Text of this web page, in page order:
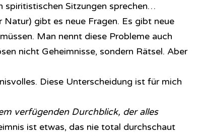
spiritistischen Sitzungen sprechen…
Natur) gibt es neue Fragen. Es gibt neue
Man nennt diese Probleme auch
nicht Geheimnisse, sondern Rätsel. Aber
Diese Unterscheidung ist für mich
verfügenden Durchblick, der alles
ist etwas, das nie total durchschaut